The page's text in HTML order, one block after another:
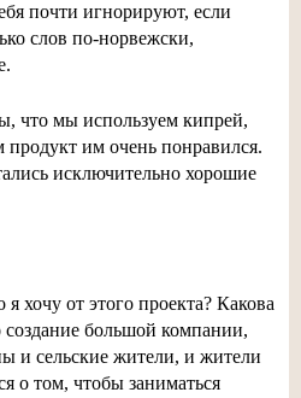
почти игнорируют, если
слов по-норвежски,
что мы используем кипрей,
продукт им очень понравился.
исключительно хорошие
хочу от этого проекта? Какова
большой компании,
и сельские жители, и жители
о том, чтобы заниматься